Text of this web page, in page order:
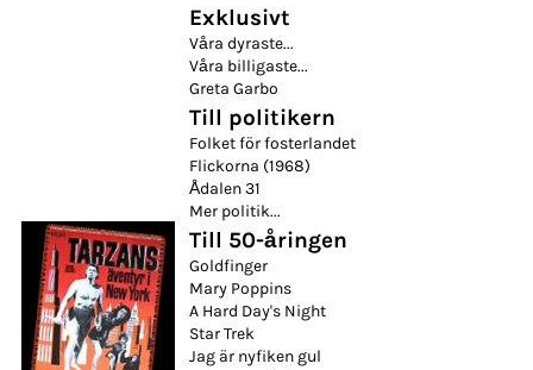
Exklusivt
Våra dyraste...
Våra billigaste...
Greta Garbo
Till politikern
Folket för fosterlandet
Flickorna (1968)
Ådalen 31
Mer politik...
Till 50-åringen
Goldfinger
Mary Poppins
A Hard Day's Night
Star Trek
Jag är nyfiken gul